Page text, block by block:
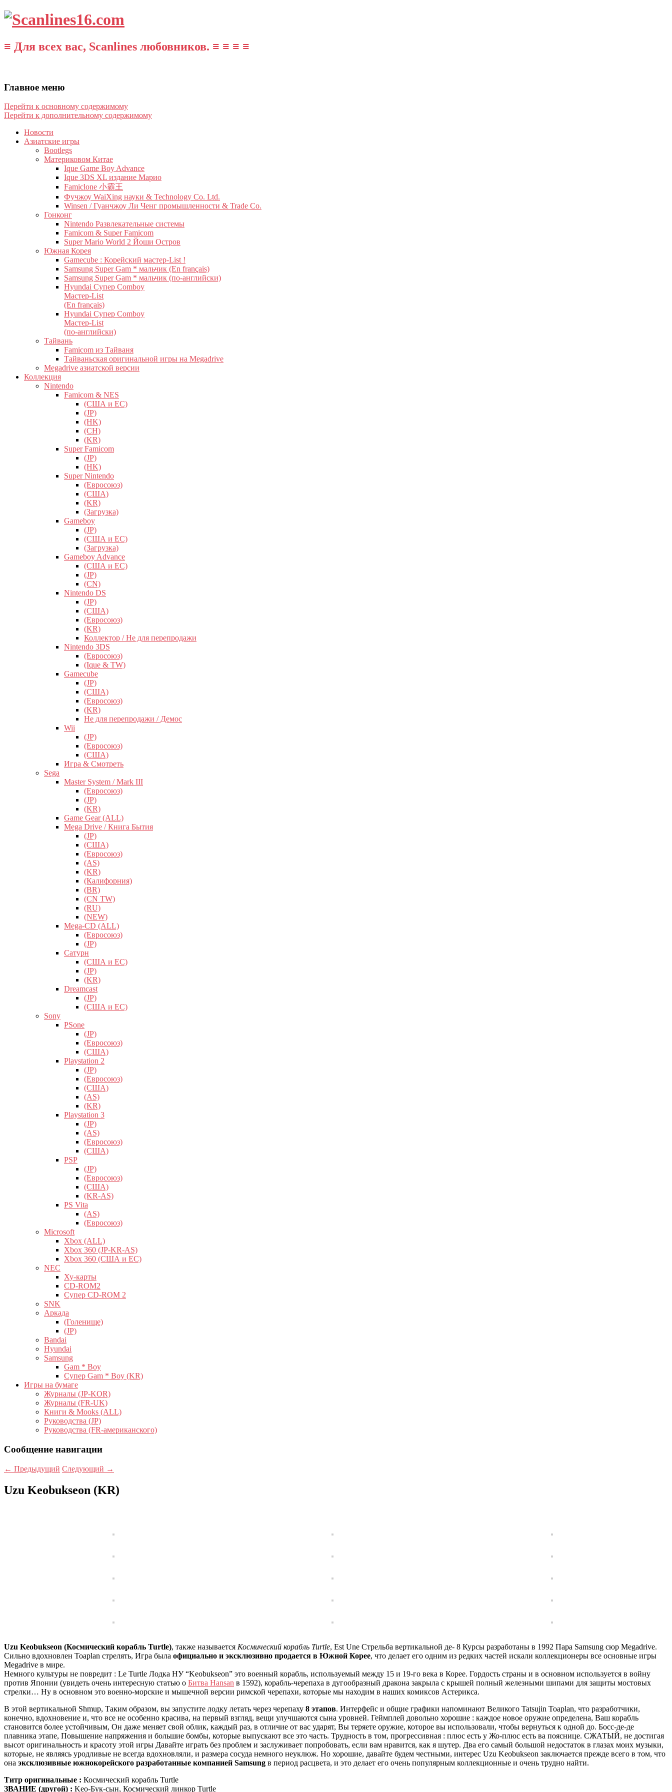
≡ Для всех вас, Scanlines любовников. ≡ ≡ ≡ ≡
Главное меню
Перейти к основному содержимому
Перейти к дополнительному содержимому
Новости
Азиатские игры
Bootlegs
Материковом Китае
Ique Game Boy Advance
Ique 3DS XL издание Марио
Famiclone 小霸王
Фучжоу WaiXing науки & Technology Co. Ltd.
Winsen / Гуанчжоу Ли Ченг промышленности & Trade Co.
Гонконг
Nintendo Развлекательные системы
Famicom & Super Famicom
Super Mario World 2 Йоши Остров
Южная Корея
Gamecube : Корейский мастер-List !
Samsung Super Gam * мальчик (En français)
Samsung Super Gam * мальчик (по-английски)
Hyundai Супер Comboy
Мастер-List
(En français)
Hyundai Супер Comboy
Мастер-List
(по-английски)
Тайвань
Famicom из Тайваня
Тайваньская оригинальной игры на Megadrive
Megadrive азиатской версии
Коллекция
Nintendo
Famicom & NES
(США и ЕС)
(JP)
(HK)
(CH)
(KR)
Super Famicom
(JP)
(HK)
Super Nintendo
(Евросоюз)
(США)
(KR)
(Загрузка)
Gameboy
(JP)
(США и ЕС)
(Загрузка)
Gameboy Advance
(США и ЕС)
(JP)
(CN)
Nintendo DS
(JP)
(США)
(Евросоюз)
(KR)
Коллектор / Не для перепродажи
Nintendo 3DS
(Евросоюз)
(Ique & TW)
Gamecube
(JP)
(США)
(Евросоюз)
(KR)
Не для перепродажи / Демос
Wii
(JP)
(Евросоюз)
(США)
Игра & Смотреть
Sega
Master System / Mark III
(Евросоюз)
(JP)
(KR)
Game Gear (ALL)
Mega Drive / Книга Бытия
(JP)
(США)
(Евросоюз)
(AS)
(KR)
(Калифорния)
(BR)
(CN TW)
(RU)
(NEW)
Mega-CD (ALL)
(Евросоюз)
(JP)
Сатурн
(США и ЕС)
(JP)
(KR)
Dreamcast
(JP)
(США и ЕС)
Sony
PSone
(JP)
(Евросоюз)
(США)
Playstation 2
(JP)
(Евросоюз)
(США)
(AS)
(KR)
Playstation 3
(JP)
(AS)
(Евросоюз)
(США)
PSP
(JP)
(Евросоюз)
(США)
(KR-AS)
PS Vita
(AS)
(Евросоюз)
Microsoft
Xbox (ALL)
Xbox 360 (JP-KR-AS)
Xbox 360 (США и ЕС)
NEC
Ху-карты
CD-ROM2
Супер CD-ROM 2
SNK
Аркада
(Голенище)
(JP)
Bandai
Hyundai
Samsung
Gam * Boy
Супер Gam * Boy (KR)
Игры на бумаге
Журналы (JP-KOR)
Журналы (FR-UK)
Книги & Mooks (ALL)
Руководства (JP)
Руководства (FR-американского)
Сообщение навигации
← Предыдущий Следующий →
Uzu Keobukseon (KR)
Uzu Keobukseon (Космический корабль Turtle), также называется Космический корабль Turtle, Est Une Стрельба вертикальной де- 8 Курсы разработаны в 1992 Пара Samsung сюр Megadrive.
Сильно вдохновлен Toaplan стрелять, Игра была официально и эксклюзивно продается в Южной Корее, что делает его одним из редких частей искали коллекционеры все основные игры
Megadrive в мире.
Немного культуры не повредит : Le Turtle Лодка НУ “Keobukseon” это военный корабль, используемый между 15 и 19-го века в Корее. Гордость страны и в основном используется в войну
против Японии (увидеть очень интересную статью о Битва Hansan в 1592), корабль-черепаха в дугообразный дракона закрыла с крышей полный железными шипами для защиты мостовых
стрелки… Ну в основном это военно-морские и мышечной версии римской черепахи, которые мы находим в наших комиксов Астерикса.
В этой вертикальной Shmup, Таким образом, вы запустите лодку летать через черепаху 8 этапов. Интерфейс и общие графики напоминают Великого Tatsujin Toaplan, что разработчики,
конечно, вдохновение и, что все не особенно красива, на первый взгляд, вещи улучшаются сына уровней. Геймплей довольно хорошие : каждое новое оружие определена, Ваш корабль
становится более устойчивым, Он даже меняет свой облик, каждый раз, в отличие от вас ударят, Вы теряете оружие, которое вы использовали, чтобы вернуться к одной до. Босс-де-де
плавника этапе, Повышение напряжения и большие бомбы, которые выпускают все это часть. Трудность в том, прогрессивная : плюс есть у Жо-плюс есть ва пояснице. СЖАТЫЙ, не достигая
высот оригинальность и красоту этой игры Давайте играть без проблем и заслуживает попробовать, если вам нравится, как я шутер. Два его самый большой недостаток в глазах моих музыки,
которые, не являясь уродливые не всегда вдохновляли, и размера сосуда немного неуклюж. Но хорошие, давайте будем честными, интерес Uzu Keobukseon заключается прежде всего в том, что
она эксклюзивные южнокорейского разработанные компанией Samsung в период расцвета, и это делает его очень популярным коллекционные и очень трудно найти.
Титр оригинальные : Космический корабль Turtle
ЗВАНИЕ (другой) : Keo-Бук-сын, Космический линкор Turtle